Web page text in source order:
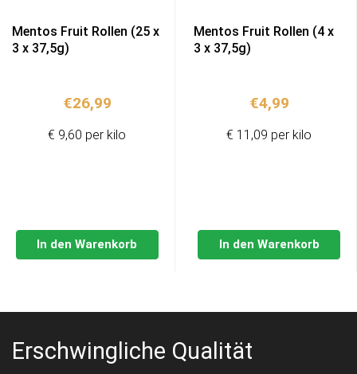
Mentos Fruit Rollen (25 x
3 x 37,5g)
€26,99
In den Warenkorb
€ 9,60 per kilo
Mentos Fruit Rollen (4 x
3 x 37,5g)
€4,99
In den Warenkorb
€ 11,09 per kilo
Erschwingliche Qualität